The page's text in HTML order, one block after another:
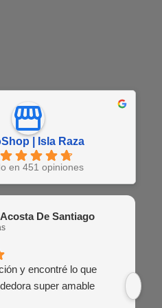
| Isla Raza
en 451 opiniones
De Santiago
y encontré lo que
super amable